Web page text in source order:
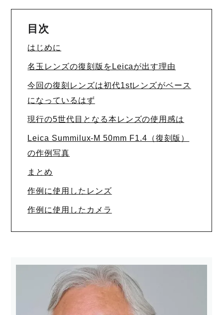
目次
はじめに
名玉レンズの復刻版をLeicaが出す理由
今回の復刻レンズは初代1stレンズがベース
になっているはず
現行の5世代目となる本レンズの使用感は
Leica Summilux-M 50mm F1.4（復刻版）
の作例写真
まとめ
作例に使用したレンズ
作例に使用したカメラ